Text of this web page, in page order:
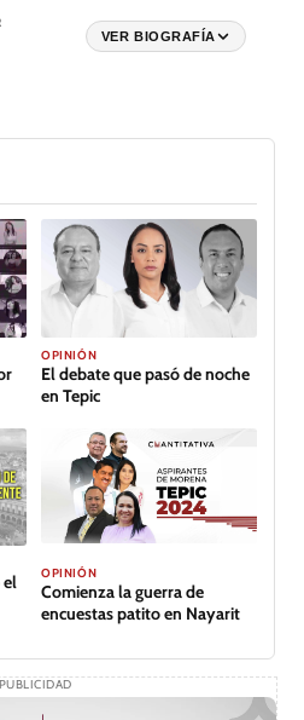
VER BIOGRAFÍA
OPINIÓN
El debate que pasó de noche
en Tepic
el
OPINIÓN
Comienza la guerra de
encuestas patito en Nayarit
PUBLICIDAD